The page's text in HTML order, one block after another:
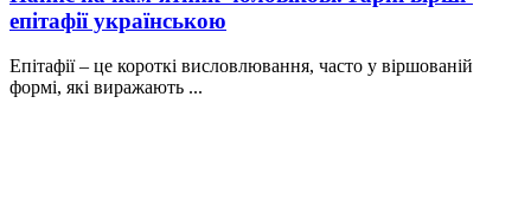
епітафії українською
Епітафії – це короткі висловлювання, часто у віршованій
формі, які виражають ...